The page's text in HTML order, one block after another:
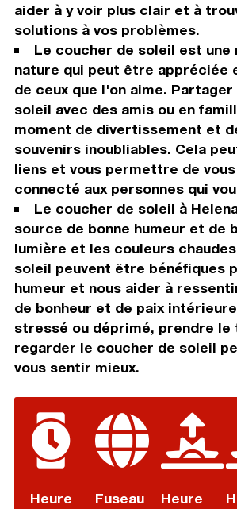
aider à y voir plus clair et à
solutions à vos problèmes.
Le coucher de soleil est une
nature qui peut être appréciée
de ceux que l'on aime.
soleil avec des amis ou en
moment de divertissement et
souvenirs inoubliables. Cela
liens et vous permettre de
connecté aux personnes qui
Le coucher de soleil à
source de bonne humeur et de
lumière et les couleurs
soleil peuvent être bénéfiques
humeur et nous aider à
de bonheur et de paix
stressé ou déprimé, prendre le
regarder le coucher de soleil
vous sentir mieux.
Heure
Fuseau
Heure